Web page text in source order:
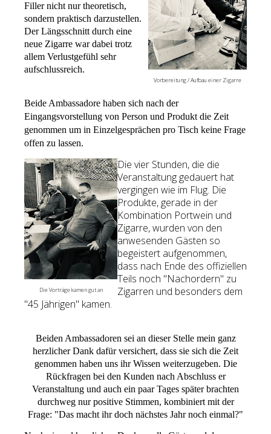
Vorbereitung / Aufbau einer Zigarre
Filler nicht nur theoretisch,
sondern praktisch darzustellen.
Der Längsschnitt durch eine
neue Zigarre war dabei trotz
allem Verlustgefühl sehr
aufschlussreich.
Beide Ambassadore haben sich nach der
Eingangsvorstellung von Person und Produkt die Zeit
genommen um in Einzelgesprächen pro Tisch keine Frage
offen zu lassen.
Die Vorträge kamen gut an
Die vier Stunden, die die
Veranstaltung gedauert hat
vergingen wie im Flug. Die
Produkte, gerade in der
Kombination Portwein und
Zigarre, wurden von den
anwesenden Gästen so
begeistert aufgenommen,
dass nach Ende des offiziellen
Teils noch "Nachordern" zu
Zigarren und besonders dem
"45 Jährigen" kamen.
Beiden Ambassadoren sei an dieser Stelle mein ganz
herzlicher Dank dafür versichert, dass sie sich die Zeit
genommen haben uns ihr Wissen weiterzugeben. Die
Rückfragen bei den Kunden nach Abschluss er
Veranstaltung und auch ein paar Tages später brachten
durchweg nur positive Stimmen, kombiniert mit der
Frage: "Das macht ihr doch nächstes Jahr noch einmal?"